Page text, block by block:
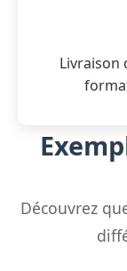
Livraison
Découvrez